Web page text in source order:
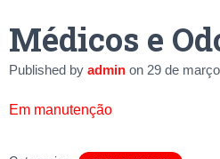
Médicos e
Published by admin on 29 de
Em manutenção